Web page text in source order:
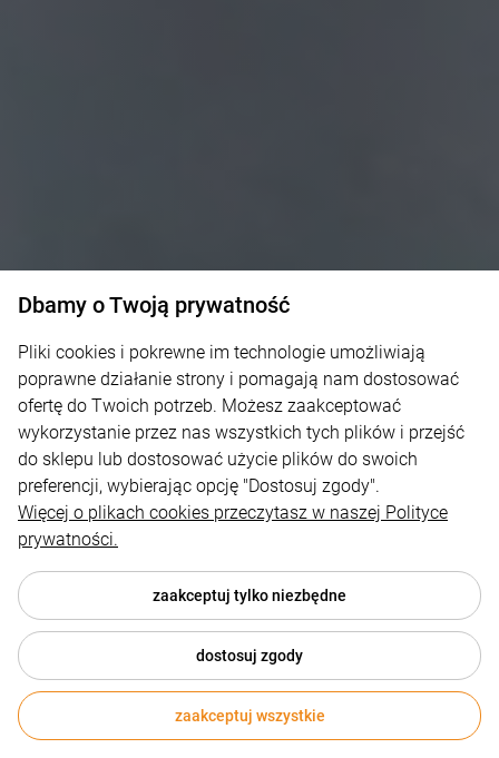
Dbamy o Twoją prywatność
Pliki cookies i pokrewne im technologie umożliwiają
poprawne działanie strony i pomagają nam dostosować
ofertę do Twoich potrzeb. Możesz zaakceptować
wykorzystanie przez nas wszystkich tych plików i przejść
do sklepu lub dostosować użycie plików do swoich
preferencji, wybierając opcję "Dostosuj zgody".
Więcej o plikach cookies przeczytasz w naszej Polityce
prywatności.
zaakceptuj tylko niezbędne
dostosuj zgody
zaakceptuj wszystkie